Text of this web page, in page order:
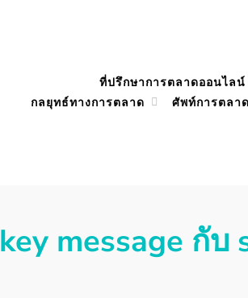
ที่ปรึกษาการตลาดออนไลน์
กลยุทธ์ทางการตลาด
ศัพท์การตลาด
key message กับ